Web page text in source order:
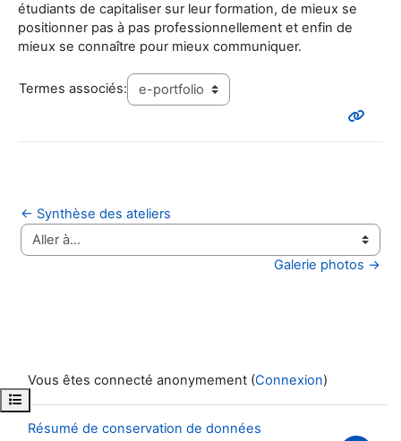
Ouvrir l’index du cours
étudiants de capitaliser sur leur formation, de mieux se
positionner pas à pas professionnellement et enfin de
mieux se connaître pour mieux communiquer.
Termes associés:
← Synthèse des ateliers
Galerie photos →
Vous êtes connecté anonymement (Connexion)
Résumé de conservation de données